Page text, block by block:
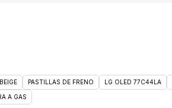
PASTILLAS DE FRENO LG OLED 77C44LA
A GAS